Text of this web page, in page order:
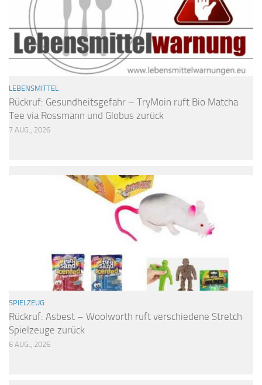
LEBENSMITTEL
Rückruf: Gesundheitsgefahr – TryMoin ruft Bio Matcha
Tee via Rossmann und Globus zurück
7 AUG., 2026
SPIELZEUG
Rückruf: Asbest – Woolworth ruft verschiedene Stretch
Spielzeuge zurück
6 AUG., 2026